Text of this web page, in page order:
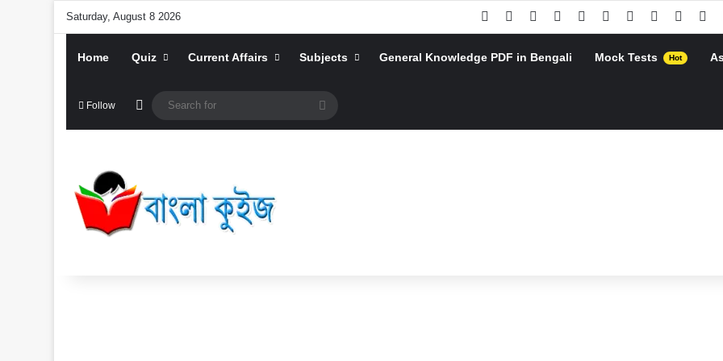
Saturday, August 8 2026 Facebook PinterestYouTubeInstagramGoogle Play
TelegramWhatsApp
RSS
Home Quiz Current Affairs Subjects General Knowledge PDF in Bengali Mock Tests Hot
Follow Random Article Search
for